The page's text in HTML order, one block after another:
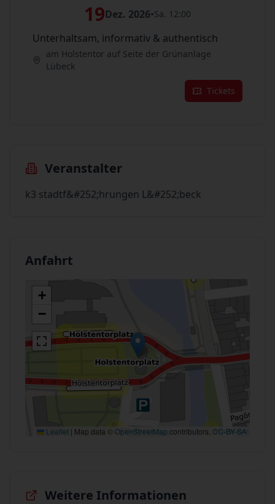
19Dez. 2026•Sa. 12:00
Unterhaltsam, informativ & authentisch
am Holstentor auf Seite der Grünanlage
Lübeck
Tickets
Veranstalter
k3 stadtf&#252;hrungen L&#252;beck
Anfahrt
+
−
Leaflet | Map data © OpenStreetMap contributors, CC-BY-SA
Weitere Informationen